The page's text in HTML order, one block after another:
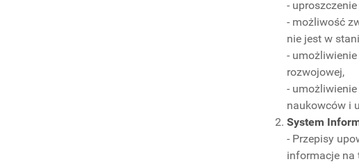
-
- możliwość
nie jest w
-
rozwojowej,
-
naukowców i
System
- Przepisy
informacje na